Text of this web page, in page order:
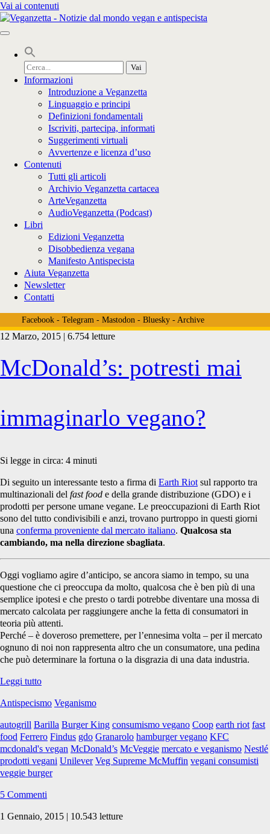
Vai ai contenuti
Cerca
per:
Informazioni
Introduzione a Veganzetta
Linguaggio e principi
Definizioni fondamentali
Iscriviti, partecipa, informati
Suggerimenti virtuali
Avvertenze e licenza d’uso
Contenuti
Tutti gli articoli
Archivio Veganzetta cartacea
ArteVeganzetta
AudioVeganzetta (Podcast)
Libri
Edizioni Veganzetta
Disobbedienza vegana
Manifesto Antispecista
Aiuta Veganzetta
Newsletter
Contatti
Facebook- Telegram- Mastodon- Bluesky- Archive
Tag:
<span>consumismo
vegano</span>
12 Marzo, 2015 | 6.754 letture
McDonald’s: potresti mai
immaginarlo vegano?
Si legge in circa: 4 minuti
Di seguito un interessante testo a firma di Earth Riot sul rapporto tra
multinazionali del fast food e della grande distribuzione (GDO) e i
prodotti per persone umane vegane. Le preoccupazioni di Earth Riot
sono del tutto condivisibili e anzi, trovano purtroppo in questi giorni
una conferma proveniente dal mercato italiano. Qualcosa sta
cambiando, ma nella direzione sbagliata.
Oggi vogliamo agire d’anticipo, se ancora siamo in tempo, su una
questione che ci preoccupa da molto, qualcosa che è ben più di una
semplice ipotesi e che presto o tardi potrebbe diventare una mossa di
mercato calcolata per raggiungere anche la fetta di consumatori in
teoria più attenti.
Perché – è doveroso premettere, per l’ennesima volta – per il mercato
ognuno di noi non rappresenta altro che un consumatore, una pedina
che può determinare la fortuna o la disgrazia di una data industria.
Leggi tuttoMcDonald’s:
mai
vegano?
Antispecismo Veganismo
autogrill Barilla Burger King consumismo vegano Coop earth riot fast
food Ferrero Findus gdo Granarolo hamburger vegano KFC
mcdonald's vegan McDonald’s McVeggie mercato e veganismo Nestlé
prodotti vegani Unilever Veg Supreme McMuffin vegani consumisti
veggie burger
5 Commenti
1 Gennaio, 2015 | 10.543 letture